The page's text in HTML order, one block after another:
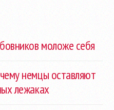
моложе себя
немцы оставляют
лежаках